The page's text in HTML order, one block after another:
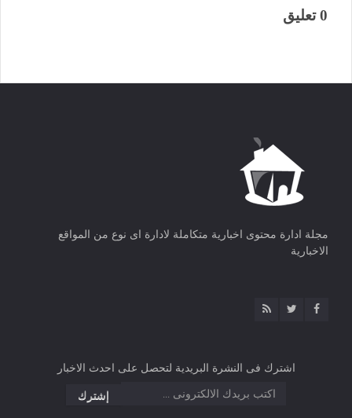
0 تعليق
مجلة ادارة محتوى اخبارية متكاملة لادارة اى نوع من المواقع
الاخبارية
اشترك فى النشرة البريدية لتحصل على احدث الاخبار